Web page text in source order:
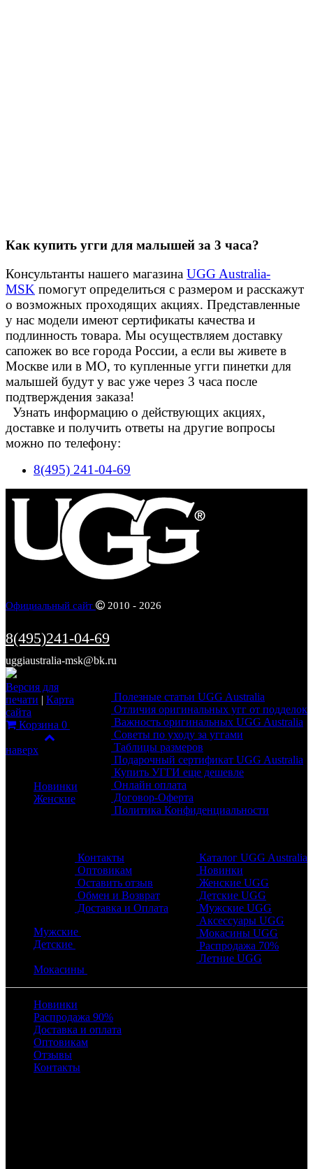
Как купить угги для малышей за 3 часа?
Консультанты нашего магазина UGG Australia-
MSK помогут определиться с размером и расскажут
о возможных проходящих акциях. Представленные
у нас модели имеют сертификаты качества и
подлинность товара. Мы осуществляем доставку
сапожек во все города России, а если вы живете в
Москве или в МО, то купленные угги пинетки для
малышей будут у вас уже через 3 часа после
подтверждения заказа!
Узнать информацию о действующих акциях,
доставке и получить ответы на другие вопросы
можно по телефону:
8(495) 241-04-69
Официальный сайт 2010 - 2026
8(495)241-04-69
uggiaustralia-msk@bk.ru
Полезные статьи UGG Australia
Отличия оригинальных угг от подделок
Важность оригинальных UGG Australia
Советы по уходу за уггами
Таблицы размеров
Подарочный сертификат UGG Australia
Купить УГГИ еще дешевле
Онлайн оплата
Договор-Оферта
Политика Конфиденциальности
Каталог UGG Australia
Новинки
Женские UGG
Детские UGG
Мужские UGG
Аксессуары UGG
Мокасины UGG
Распродажа 70%
Летние UGG
Контакты
Оптовикам
Оставить отзыв
Обмен и Возврат
Доставка и Оплата
Версия для
печати | Карта
сайта
Корзина 0
наверх
Новинки
Женские
Мужские
Детские
Мокасины
Новинки
Распродажа 90%
Доставка и оплата
Оптовикам
Отзывы
Контакты